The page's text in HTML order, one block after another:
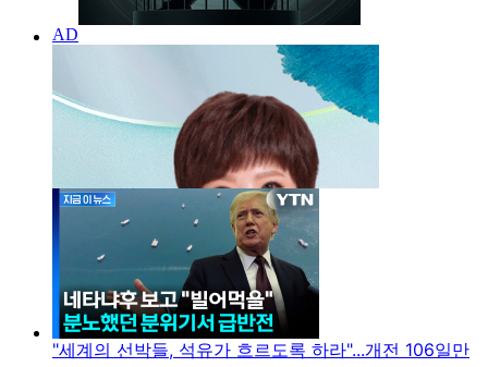
"세계의 선박들, 석유가 흐르도록 하라"...개전 106일만